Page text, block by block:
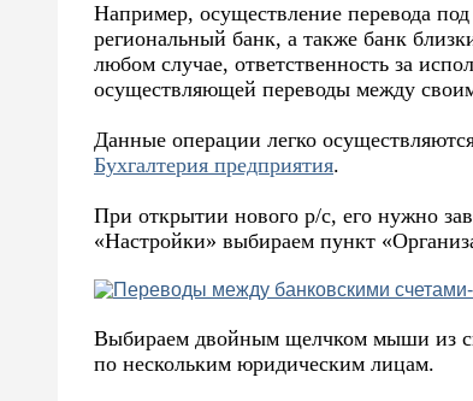
Например, осуществление перевода
региональный банк, а также банк
любом случае, ответственность за
осуществляющей переводы между
Данные операции легко
Бухгалтерия предприятия.
При открытии нового р/с, его нужно
«Настройки» выбираем пункт
Выбираем двойным щелчком мыши из
по нескольким юридическим лицам.